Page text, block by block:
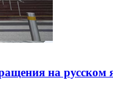
на русском